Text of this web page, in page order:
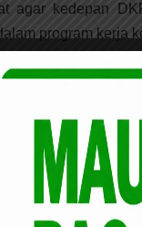
agar kedepan
program kerja
dalam elu-
ini dia melihat ada
kesenian yang
ini saya
Dipercepat
terjawab